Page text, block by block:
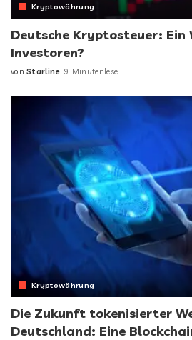
Kryptowährung
Deutsche Kryptosteuer:
Investoren?
Posted
von Starline 9 Minutenlese
Kryptowährung
Die Zukunft tokenisierter
Deutschland: Eine